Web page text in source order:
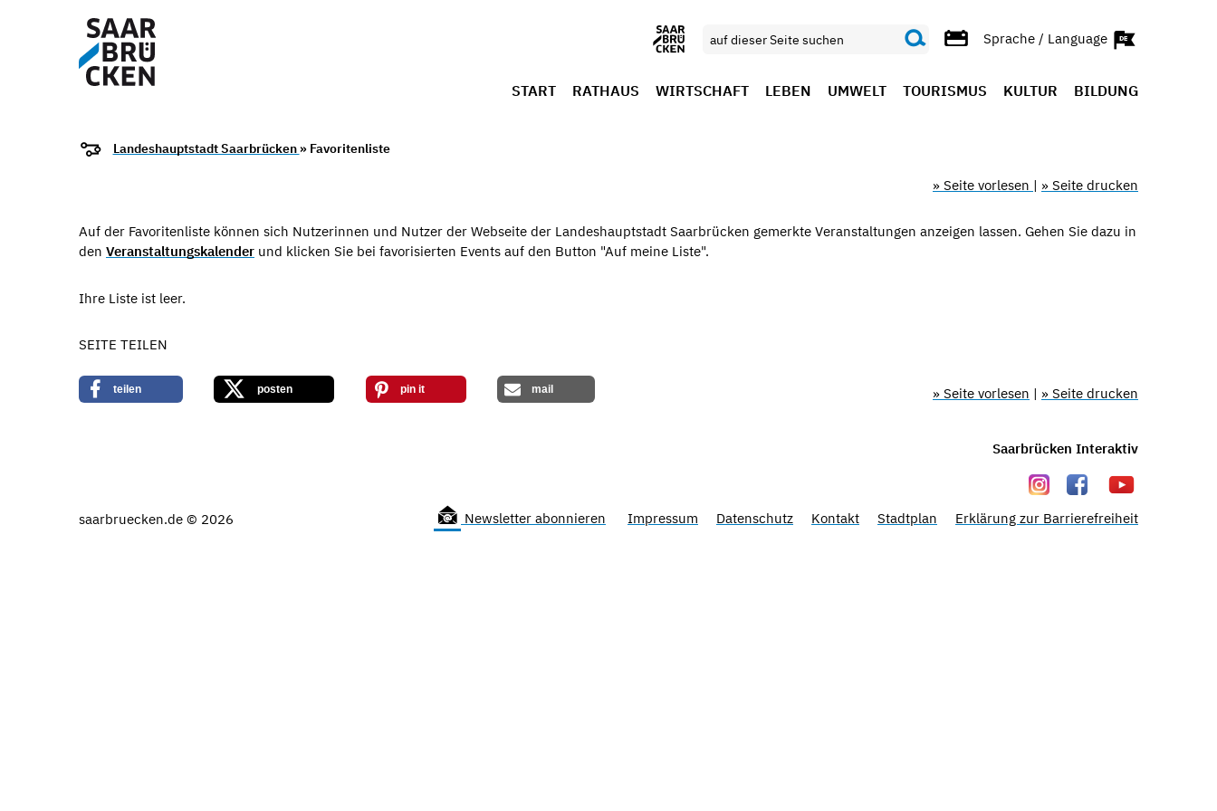
Sprache / Language
START RATHAUS WIRTSCHAFT LEBEN UMWELT TOURISMUS KULTUR BILDUNG
Landeshauptstadt Saarbrücken » Favoritenliste
» Seite vorlesen | » Seite drucken
Auf der Favoritenliste können sich Nutzerinnen und Nutzer der Webseite der Landeshauptstadt Saarbrücken gemerkte Veranstaltungen anzeigen lassen. Gehen Sie dazu in
den Veranstaltungskalender und klicken Sie bei favorisierten Events auf den Button "Auf meine Liste".
Ihre Liste ist leer.
SEITE TEILEN
teilen posten pin it mail » Seite vorlesen | » Seite drucken
saarbruecken.de © 2026
Saarbrücken Interaktiv
Newsletter abonnieren Impressum Datenschutz Kontakt Stadtplan Erklärung zur Barrierefreiheit